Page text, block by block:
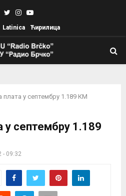
TwitterInstagram
Youtube
Latinica Ћирилица
плата у септембру 1.189 КМ
у септембру 1.189
- 09:32